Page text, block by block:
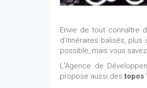
Envie de tout connaître
d'itinéraires balisés,
possible, mais vous
L'Agence de
propose aussi des topos